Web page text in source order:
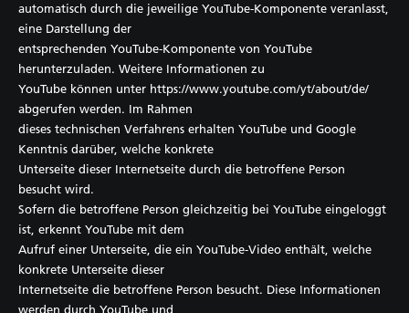
automatisch durch die jeweilige YouTube-Komponente veranlasst,
eine Darstellung der
entsprechenden YouTube-Komponente von YouTube
herunterzuladen. Weitere Informationen zu
YouTube können unter https://www.youtube.com/yt/about/de/
abgerufen werden. Im Rahmen
dieses technischen Verfahrens erhalten YouTube und Google
Kenntnis darüber, welche konkrete
Unterseite dieser Internetseite durch die betroffene Person
besucht wird.
Sofern die betroffene Person gleichzeitig bei YouTube eingeloggt
ist, erkennt YouTube mit dem
Aufruf einer Unterseite, die ein YouTube-Video enthält, welche
konkrete Unterseite dieser
Internetseite die betroffene Person besucht. Diese Informationen
werden durch YouTube und